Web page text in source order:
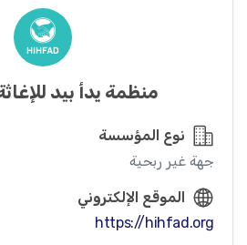
منظمة يدأ بيد
نوع المؤسسة
جهة غير ربحية
الموقع الإلكتروني
https://hihfad.org